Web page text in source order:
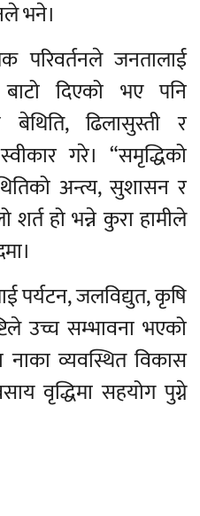
भने।
परिवर्तनले जनतालाई
बाटो दिएको भए पनि
बेथिति, ढिलासुस्ती र
गरे। “समृद्धिको
अन्त्य, सुशासन र
शर्त हो भन्ने कुरा हामीले
जलविद्युत, कृषि
उच्च सम्भावना भएको
नाका व्यवस्थित विकास
वृद्धिमा सहयोग पुग्ने